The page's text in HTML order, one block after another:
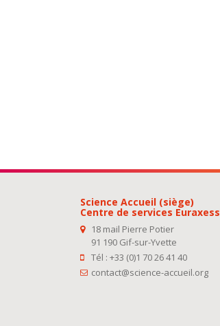
Science Accueil (siège)
Centre de services Euraxess
18 mail Pierre Potier
91 190 Gif-sur-Yvette
Tél : +33 (0)1 70 26 41 40
contact@science-accueil.org